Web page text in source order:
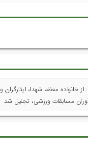
معظم شهدا، ایثارگران و
مسابقات ورزشی، تجلیل شد